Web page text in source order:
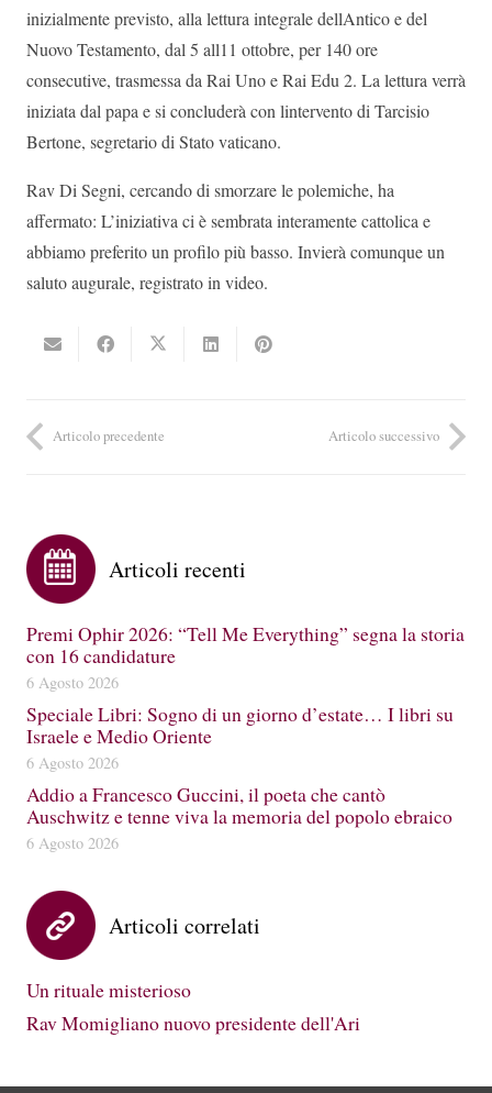
inizialmente previsto, alla lettura integrale dellAntico e del
Nuovo Testamento, dal 5 all11 ottobre, per 140 ore
consecutive, trasmessa da Rai Uno e Rai Edu 2. La lettura verrà
iniziata dal papa e si concluderà con lintervento di Tarcisio
Bertone, segretario di Stato vaticano.
Rav Di Segni, cercando di smorzare le polemiche, ha
affermato: L’iniziativa ci è sembrata interamente cattolica e
abbiamo preferito un profilo più basso. Invierà comunque un
saluto augurale, registrato in video.
Articolo precedente Articolo successivo
Articoli recenti
Premi Ophir 2026: “Tell Me Everything” segna la storia
con 16 candidature
6 Agosto 2026
Speciale Libri: Sogno di un giorno d’estate… I libri su
Israele e Medio Oriente
6 Agosto 2026
Addio a Francesco Guccini, il poeta che cantò
Auschwitz e tenne viva la memoria del popolo ebraico
6 Agosto 2026
Articoli correlati
Un rituale misterioso
Rav Momigliano nuovo presidente dell'Ari